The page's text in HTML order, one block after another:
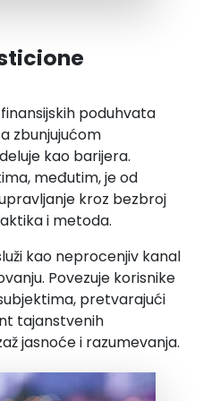
poduhvata
zbunjujućom
kao barijera.
međutim, je od
kroz bezbroj
i metoda.
kao neprocenjiv kanal
Povezuje korisnike
pretvarajući
tajanstvenih
jasnoće i razumevanja.